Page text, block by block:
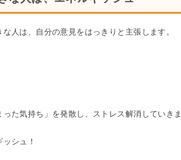
人は、自分の意見をはっきりと主張します。
た気持ち」を発散し、ストレス解消していきま
シュ！